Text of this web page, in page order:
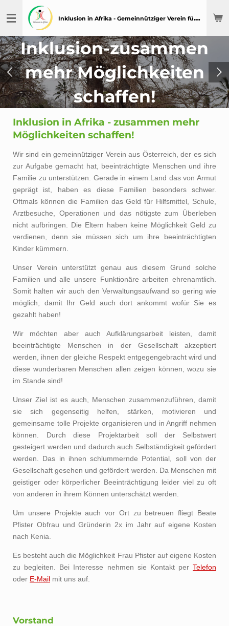
Hauptinhalt
I
nklusion in Afrika - Gemeinnütziger Verein für Menschen mit Behinderung in Afrika
Inklusion-zusammen
mehr Möglichkeiten
schaffen!
Inklusion in Afrika - zusammen mehr
Möglichkeiten schaffen!
Wir sind ein gemeinnütziger Verein aus Österreich, der es sich
zur Aufgabe gemacht hat, beeinträchtigte Menschen und ihre
Familie zu unterstützen. Gerade in einem Land das von Armut
geprägt ist, haben es diese Familien besonders schwer.
Oftmals können die Familien das Geld für Hilfsmittel, Schule,
Arztbesuche, Operationen und das nötigste zum Überleben
nicht aufbringen. Die Eltern haben keine Möglichkeit Geld zu
verdienen, denn sie müssen sich um ihre beeinträchtigten
Kinder kümmern.
Unser Verein unterstützt genau aus diesem Grund solche
Familien und alle unsere Funktionäre arbeiten ehrenamtlich.
Somit halten wir auch den Verwaltungsaufwand so gering wie
möglich, damit Ihr Geld auch dort ankommt wofür Sie es
gezahlt haben!
Wir möchten aber auch Aufklärungsarbeit leisten, damit
beeinträchtigte Menschen in der Gesellschaft akzeptiert
werden, ihnen der gleiche Respekt entgegengebracht wird und
diese wunderbaren Menschen allen zeigen können, wozu sie
im Stande sind!
Unser Ziel ist es auch, Menschen zusammenzuführen, damit
sie sich gegenseitig helfen, stärken, motivieren und
gemeinsame tolle Projekte organisieren und in Angriff nehmen
können. Durch diese Projektarbeit soll der Selbstwert
gesteigert werden und dadurch auch Selbständigkeit gefördert
werden. Das in ihnen schlummernde Potential, soll von der
Gesellschaft gesehen und gefördert werden. Da Menschen mit
geistiger oder körperlicher Beeinträchtigung leider viel zu oft
von anderen in ihrem Können unterschätzt werden.
Um unsere Projekte auch vor Ort zu betreuen fliegt Beate
Pfister Obfrau und Gründerin 2x im Jahr auf eigene Kosten
nach Kenia.
Es besteht auch die Möglichkeit Frau Pfister auf eigene Kosten
zu begleiten. Bei Interesse nehmen sie Kontakt per Telefon
oder E-Mail mit uns auf.
Vorstand